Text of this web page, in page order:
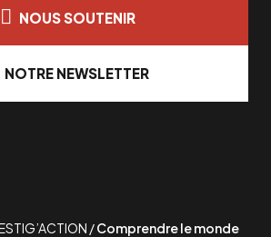
NOUS SOUTENIR
NOTRE NEWSLETTER
/Comprendre le monde